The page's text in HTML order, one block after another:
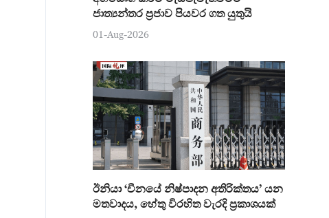
ජාත්‍යන්තර ප්‍රජාව පියවර ගත යුතුයි
01-Aug-2026
ඊනියා ‘චීනයේ නිෂ්පාදන අතිරික්තය’ යන
මතවාදය, හේතු විරහිත වැරදි ප්‍රකාශයක්